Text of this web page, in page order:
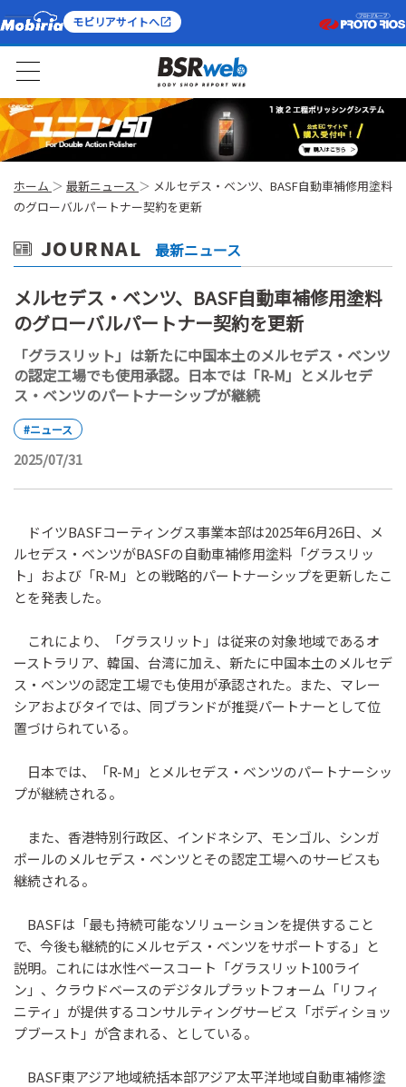
モビリアサイトへ
ホーム 最新ニュース
メルセデス・ベンツ、BASF自動車補修用塗料
のグローバルパートナー契約を更新
JOURNAL 最新ニュース
メルセデス・ベンツ、BASF自動車補修用塗料
のグローバルパートナー契約を更新
「グラスリット」は新たに中国本土のメルセデス・ベンツ
の認定工場でも使用承認。日本では「R-M」とメルセデ
ス・ベンツのパートナーシップが継続
#ニュース
2025/07/31
ドイツBASFコーティングス事業本部は2025年6月26日、メ
ルセデス・ベンツがBASFの自動車補修用塗料「グラスリッ
ト」および「R-M」との戦略的パートナーシップを更新したこ
とを発表した。
これにより、「グラスリット」は従来の対象地域であるオ
ーストラリア、韓国、台湾に加え、新たに中国本土のメルセデ
ス・ベンツの認定工場でも使用が承認された。また、マレー
シアおよびタイでは、同ブランドが推奨パートナーとして位
置づけられている。
日本では、「R-M」とメルセデス・ベンツのパートナーシッ
プが継続される。
また、香港特別行政区、インドネシア、モンゴル、シンガ
ポールのメルセデス・ベンツとその認定工場へのサービスも
継続される。
BASFは「最も持続可能なソリューションを提供すること
で、今後も継続的にメルセデス・ベンツをサポートする」と
説明。これには水性ベースコート「グラスリット100ライ
ン」、クラウドベースのデジタルプラットフォーム「リフィ
ニティ」が提供するコンサルティングサービス「ボディショッ
プブースト」が含まれる、としている。
BASF東アジア地域統括本部アジア太平洋地域自動車補修塗